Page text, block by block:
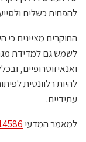
להפחית כשלים
לשמש גם למדידת
ואנאיזוטרופיים,
להיות רלוונטית
עתידיים.
למאמר המדעי